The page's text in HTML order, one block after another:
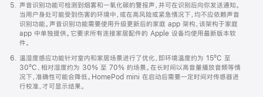
声音识别功能可检测到烟雾和一氧化碳的警报声，并可在识别后向你发送通知。
当用户身处可能受到伤害的环境中，或在高风险或紧急情况下，均不应依赖声音
识别功能。声音识别功能需要使用升级更新后的家庭 app 架构，该架构于家庭
app 中单独提供。它要求所有连接家居配件的 Apple 设备均使用最新版本软
件。
温湿度感应功能针对室内和家居场景进行了优化，即环境温度约为 15ºC 至
30ºC、相对湿度约为 30% 至 70% 的场景。在长时间以高音量播放音频等情
况下，准确性可能会降低。HomePod mini 在启动后需要一定时间对传感器进
行校准，才可显示结果。